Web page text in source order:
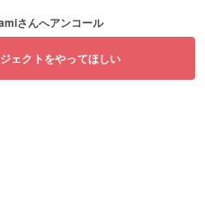
さんへアンコール
ェクトをやってほしい